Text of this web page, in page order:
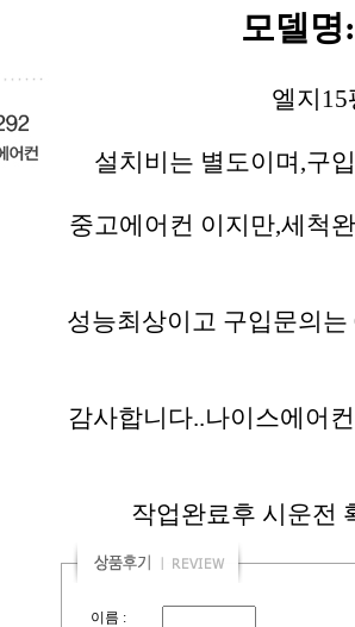
모델명
엘지
설치비는 별도이며,구
중고에어컨 이지만,세척
성능최상이고 구입문의
감사합니다..나이스에어
작업완료후 시운전
이름 :